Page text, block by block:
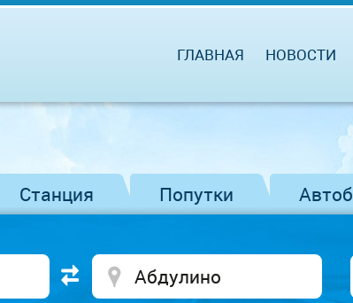
ГЛАВНАЯ НОВОСТИ
Станция Попутки